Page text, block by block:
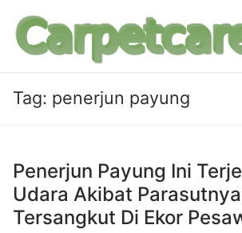
konten
Cari:
Tag: penerjun payung
Penerjun Payung Ini
Udara Akibat Parasutnya
Tersangkut Di Ekor